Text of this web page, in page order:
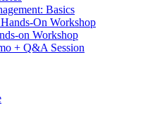
Basics
On Workshop
on Workshop
+ Q&A Session